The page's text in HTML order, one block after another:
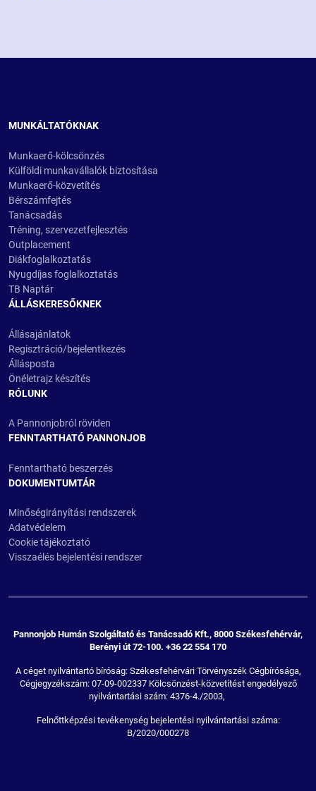
MUNKÁLTATÓKNAK
Munkaerő-kölcsönzés
Külföldi munkavállalók biztosítása
Munkaerő-közvetítés
Bérszámfejtés
Tanácsadás
Tréning, szervezetfejlesztés
Outplacement
Diákfoglalkoztatás
Nyugdíjas foglalkoztatás
TB Naptár
ÁLLÁSKERESŐKNEK
Állásajánlatok
Regisztráció/bejelentkezés
Állásposta
Önéletrajz készítés
RÓLUNK
A Pannonjobról röviden
FENNTARTHATÓ PANNONJOB
Fenntartható beszerzés
DOKUMENTUMTÁR
Minőségirányítási rendszerek
Adatvédelem
Cookie tájékoztató
Visszaélés bejelentési rendszer
Pannonjob Humán Szolgáltató és Tanácsadó Kft., 8000 Székesfehérvár,
Berényi út 72-100. +36 22 554 170
A céget nyilvántartó bíróság: Székesfehérvári Törvényszék Cégbírósága,
Cégjegyzékszám: 07-09-002337 Kölcsönzést-közvetítést engedélyező
nyilvántartási szám: 4376-4./2003,
Felnőttképzési tevékenység bejelentési nyilvántartási száma:
B/2020/000278